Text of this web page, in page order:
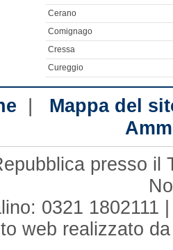
Cerano
Comignago
Cressa
Cureggio
| Mappa del
presso il
0321 1802111
web realizzato